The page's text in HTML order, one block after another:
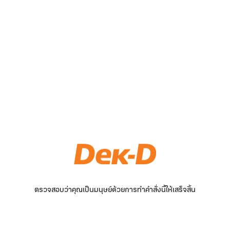
ตรวจสอบว่าคุณเป็นมนุษย์ด้วยการทำคำสั่งนี้ให้เสร็จสิ้น